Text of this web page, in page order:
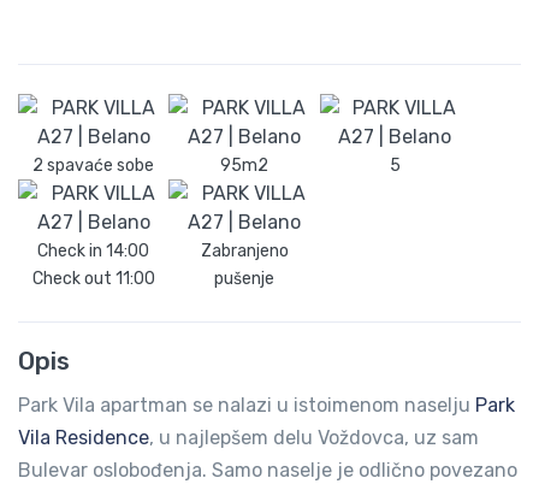
2 spavaće sobe 95m2 5
Check in14:00
Check out 11:00
Zabranjeno
pušenje
Opis
Park Vila apartman se nalazi u istoimenom naselju Park
Vila Residence, u najlepšem delu Voždovca, uz sam
Bulevar oslobođenja. Samo naselje je odlično povezano